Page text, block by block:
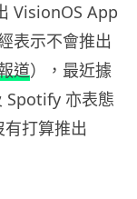
VisionOS App
表示不會推出
道），最近據
Spotify 亦表態
打算推出